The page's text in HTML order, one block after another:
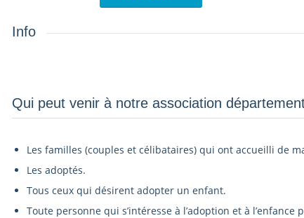
Info
Qui peut venir à notre association
Les familles (couples et célibataires) qui ont accueilli de
Les adoptés.
Tous ceux qui désirent adopter un enfant.
Toute personne qui s’intéresse à l’adoption et à l’enfance